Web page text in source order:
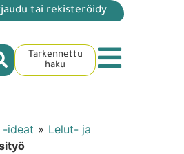
tai rekisteröidy
Tarkennettu
haku
-ideat » Lelut- ja